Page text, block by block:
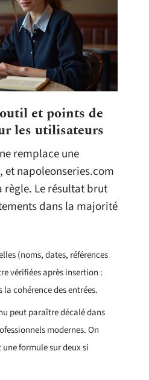
et points de
les utilisateurs
remplace une
et napoleonseries.com
règle. Le résultat brut
dans la majorité
(noms, dates, références
vérifiées après insertion :
cohérence des entrées.
peut paraître décalé dans
modernes. On
formule sur deux si